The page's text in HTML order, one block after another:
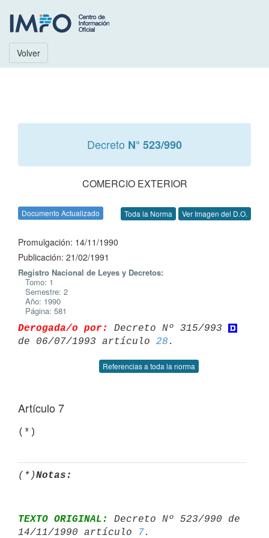
Volver
Decreto N° 523/990
COMERCIO EXTERIOR
Documento Actualizado Toda la Norma Ver Imagen del D.O.
Promulgación: 14/11/1990
Publicación: 21/02/1991
Registro Nacional de Leyes y Decretos:
Tomo: 1
Semestre: 2
Año: 1990
Página: 581
Derogada/o por:
Decreto Nº 315/993
de 06/07/1993 artículo 28
Referencias a toda la norma
Artículo 7
(*)Notas:
TEXTO ORIGINAL:
Decreto Nº 523/990 de
14/11/1990 artículo
7